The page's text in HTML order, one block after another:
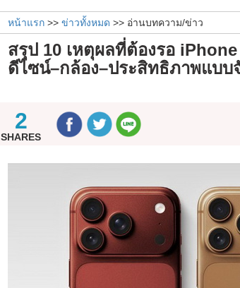
หน้าแรก >> ข่าวทั้งหมด >> อ่านบทความ/ข่าว
สรุป 10 เหตุผลที่ต้องรอ
ดีไซน์–กล้อง–ประสิทธิภาพแบบ
2
SHARES